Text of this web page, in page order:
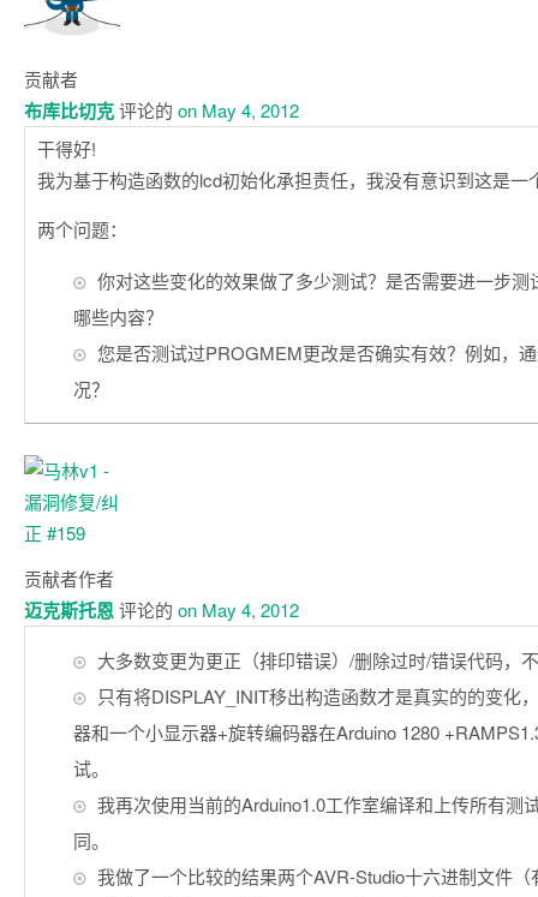
贡献者
布库比切克评论的 on May 4, 2012
干得好!
我为基于构造函数的lcd初始化承担责任，我没有意识到这是一
两个问题：
你对这些变化的效果做了多少测试？是否需要进一步测
哪些内容？
您是否测试过PROGMEM更改是否确实有效？例如，
况？
贡献者作者
迈克斯托恩评论的 on May 4, 2012
大多数变更为更正（排印错误）/删除过时/错误代码，
只有将DISPLAY_INIT移出构造函数才是真实的的变化
器和一个小显示器+旋转编码器在Arduino 1280
试。
我再次使用当前的Arduino1.0工作室编译和上传所有测
同。
我做了一个比较的结果两个AVR-Studio十六进制文件